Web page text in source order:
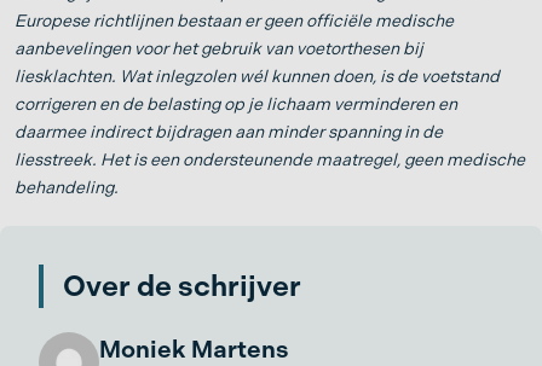
Europese richtlijnen bestaan er geen officiële medische
aanbevelingen voor het gebruik van voetorthesen bij
liesklachten. Wat inlegzolen wél kunnen doen, is de voetstand
corrigeren en de belasting op je lichaam verminderen en
daarmee indirect bijdragen aan minder spanning in de
liesstreek. Het is een ondersteunende maatregel, geen medische
behandeling.
Over de schrijver
Moniek Martens